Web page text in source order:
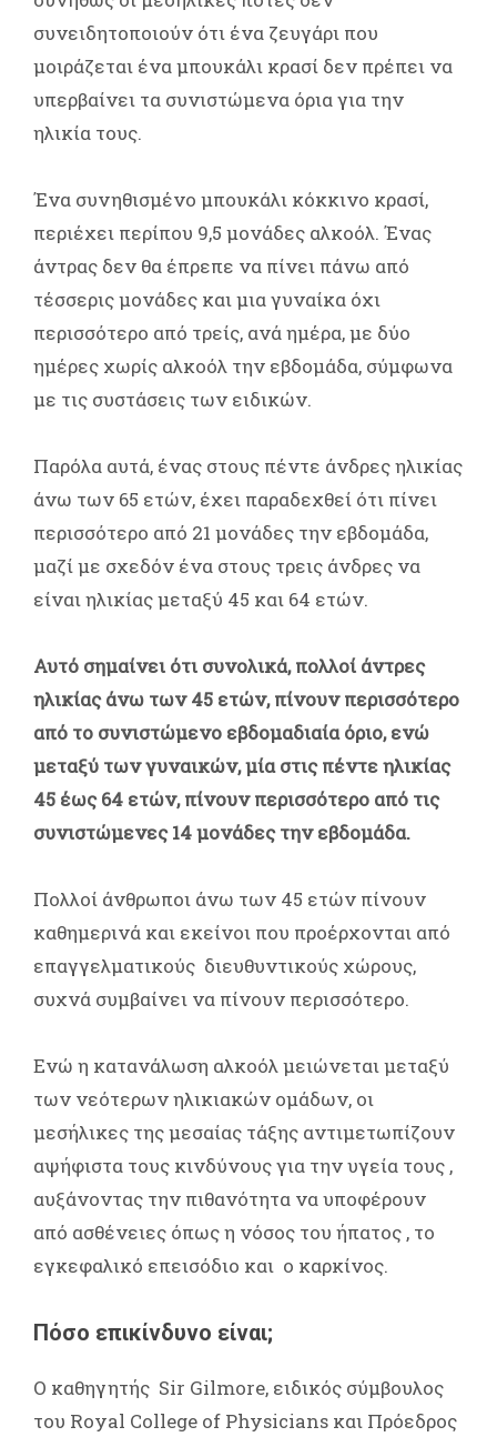
συνειδητοποιούν ότι ένα ζευγάρι που
μοιράζεται ένα μπουκάλι κρασί δεν πρέπει να
υπερβαίνει τα συνιστώμενα όρια για την
ηλικία τους.
Ένα συνηθισμένο μπουκάλι κόκκινο κρασί,
περιέχει περίπου 9,5 μονάδες αλκοόλ. Ένας
άντρας δεν θα έπρεπε να πίνει πάνω από
τέσσερις μονάδες και μια γυναίκα όχι
περισσότερο από τρείς, ανά ημέρα, με δύο
ημέρες χωρίς αλκοόλ την εβδομάδα, σύμφωνα
με τις συστάσεις των ειδικών.
Παρόλα αυτά, ένας στους πέντε άνδρες ηλικίας
άνω των 65 ετών, έχει παραδεχθεί ότι πίνει
περισσότερο από 21 μονάδες την εβδομάδα,
μαζί με σχεδόν ένα στους τρεις άνδρες να
είναι ηλικίας μεταξύ 45 και 64 ετών.
Αυτό σημαίνει ότι συνολικά, πολλοί άντρες
ηλικίας άνω των 45 ετών, πίνουν περισσότερο
από το συνιστώμενο εβδομαδιαία όριο, ενώ
μεταξύ των γυναικών, μία στις πέντε ηλικίας
45 έως 64 ετών, πίνουν περισσότερο από τις
συνιστώμενες 14 μονάδες την εβδομάδα.
Πολλοί άνθρωποι άνω των 45 ετών πίνουν
καθημερινά και εκείνοι που προέρχονται από
επαγγελματικούς διευθυντικούς χώρους,
συχνά συμβαίνει να πίνουν περισσότερο.
Ενώ η κατανάλωση αλκοόλ μειώνεται μεταξύ
των νεότερων ηλικιακών ομάδων, οι
μεσήλικες της μεσαίας τάξης αντιμετωπίζουν
αψήφιστα τους κινδύνους για την υγεία τους ,
αυξάνοντας την πιθανότητα να υποφέρουν
από ασθένειες όπως η νόσος του ήπατος , το
εγκεφαλικό επεισόδιο και ο καρκίνος.
Πόσο επικίνδυνο είναι;
Ο καθηγητής Sir Gilmore, ειδικός σύμβουλος
του Royal College of Physicians και Πρόεδρος